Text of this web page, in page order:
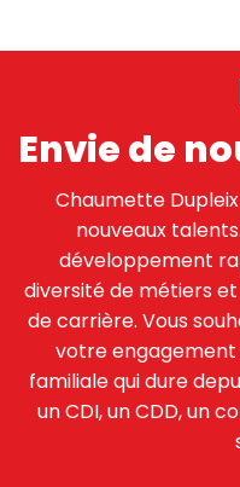
Envie de
Chaumette
nouveaux
développement
diversité de métiers
de carrière. Vous
votre
familiale qui dure
un CDI, un CDD, un